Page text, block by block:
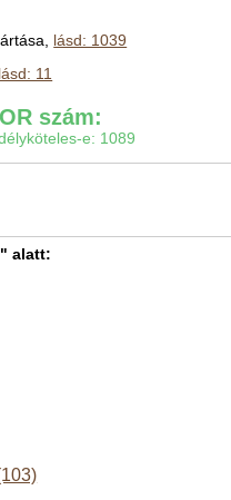
lásd: 1039
lásd: 11
szám:
e: 1089
alatt: